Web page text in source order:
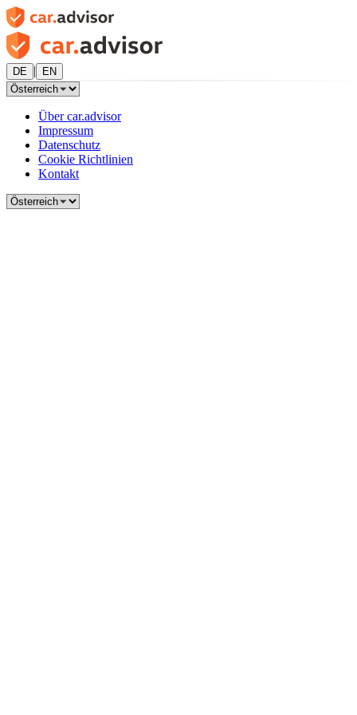
DE | EN
Über car.advisor
Impressum
Datenschutz
Cookie Richtlinien
Kontakt